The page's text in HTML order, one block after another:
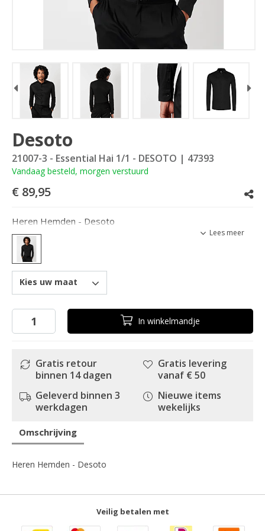
Desoto
21007-3 - Essential Hai 1/1 - DESOTO | 47393
Vandaag besteld, morgen verstuurd
€ 89,95
Heren Hemden - Desoto
Lees meer
Kies uw maat
In winkelmandje
Gratis retour
binnen 14 dagen
Geleverd binnen 3
werkdagen
Gratis levering
vanaf € 50
Nieuwe items
wekelijks
Omschrijving
Heren Hemden - Desoto
Veilig betalen met